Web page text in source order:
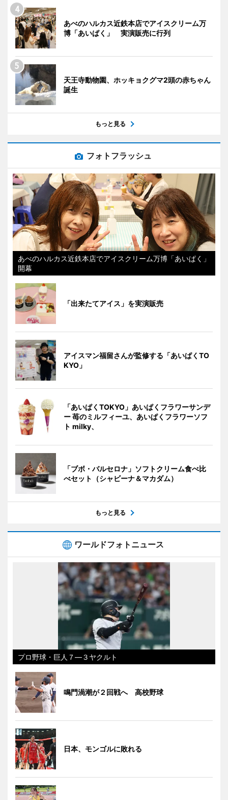
あべのハルカス近鉄本店でアイスクリーム万
博「あいぱく」 実演販売に行列
天王寺動物園、ホッキョクグマ2頭の赤ちゃん
誕生
もっと見る
フォトフラッシュ
あべのハルカス近鉄本店でアイスクリーム万博「あいぱく」
開幕
「出来たてアイス」を実演販売
アイスマン福留さんが監修する「あいぱくTO
KYO」
「あいぱくTOKYO」あいぱくフラワーサンデ
ー 苺のミルフィーユ、あいぱくフラワーソフ
ト milky、
「ブボ・バルセロナ」ソフトクリーム食べ比
べセット（シャビーナ＆マカダム）
もっと見る
ワールドフォトニュース
プロ野球・巨人７―３ヤクルト
鳴門渦潮が２回戦へ 高校野球
日本、モンゴルに敗れる